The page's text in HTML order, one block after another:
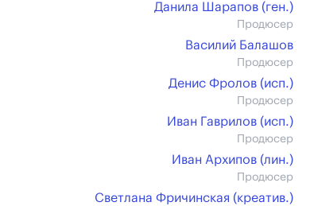
Данила Шарапов (ген.)
Продюсер
Василий Балашов
Продюсер
Денис Фролов (иcп.)
Продюсер
Иван Гаврилов (иcп.)
Продюсер
Иван Архипов (лин.)
Продюсер
Светлана Фричинская (креатив.)